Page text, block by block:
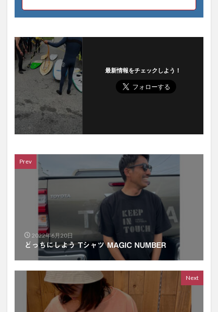
最新情報をチェックしよう！
Prev
2022年6月20日
どっちにしよう Tシャツ MAGIC NUMBER
Next